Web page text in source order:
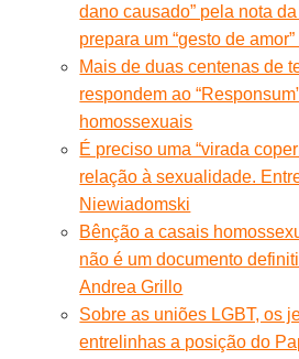
dano causado” pela nota
prepara um “gesto de
Mais de duas centenas de
respondem ao
homossexuais
É preciso uma “virada
relação à sexualidade.
Niewiadomski
Bênção a casais
não é um documento
Andrea Grillo
Sobre as uniões LGBT, os
entrelinhas a posição do